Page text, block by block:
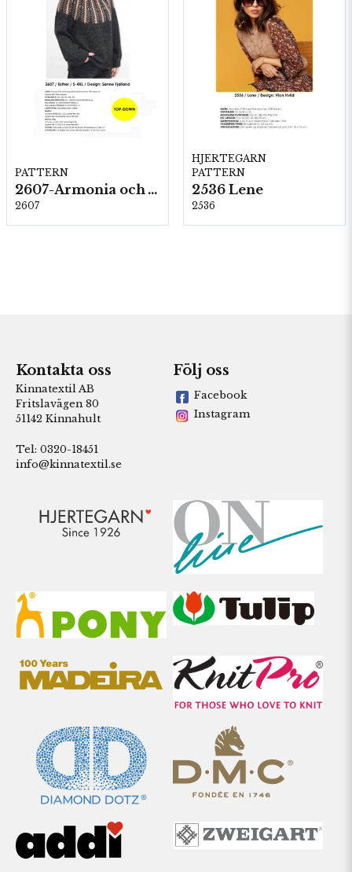
PATTERN
2607-Armonia och Alpaca 400
2607
HJERTEGARN
PATTERN
2536 Lene
2536
Kontakta oss
Kinnatextil AB
Fritslavägen 80
51142 Kinnahult
Tel: 0320-18451
info@kinnatextil.se
Följ oss
Facebook
Instagram